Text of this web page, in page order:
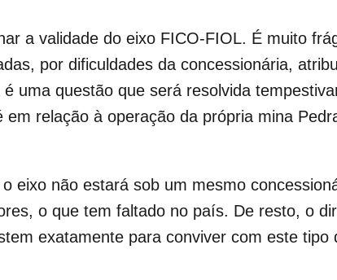
a validade do eixo FICO-FIOL. É muito
por dificuldades da concessionária,
uma questão que será resolvida
relação à operação da própria mina
eixo não estará sob um mesmo
o que tem faltado no país. De resto, o
exatamente para conviver com este tipo